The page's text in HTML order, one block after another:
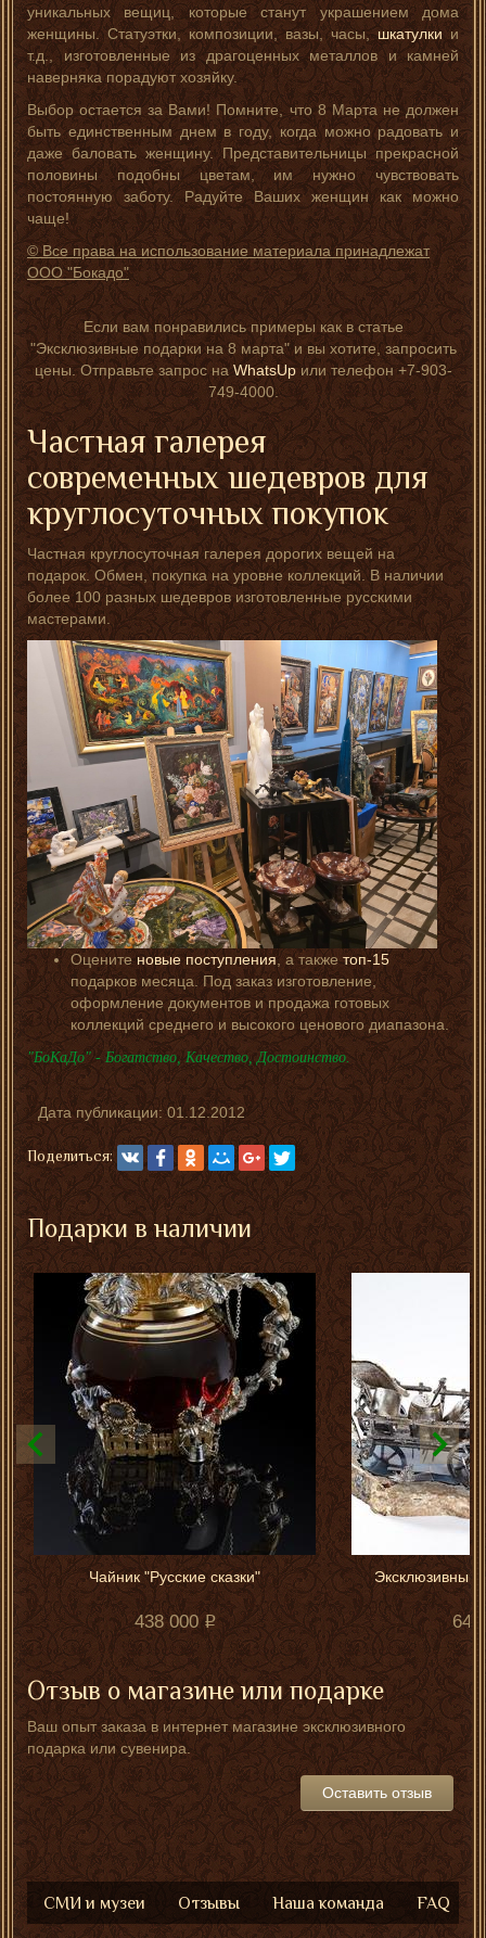
уникальных вещиц, которые станут украшением дома
женщины. Статуэтки, композиции, вазы, часы,шкатулки и
т.д., изготовленные из драгоценных металлов и камней
наверняка порадуют хозяйку.
Выбор остается за Вами! Помните, что 8 Марта не должен
быть единственным днем в году, когда можно радовать и
даже баловать женщину. Представительницы прекрасной
половины подобны цветам, им нужно чувствовать
постоянную заботу. Радуйте Ваших женщин как можно
чаще!
© Все права на использование материала принадлежат
ООО "Бокадо"
Если вам понравились примеры как в статье
"Эксклюзивные подарки на 8 марта" и вы хотите, запросить
цены. Отправьте запрос наWhatsUpили телефон +7-903-
749-4000.
Частная галерея
современных шедевров для
круглосуточных покупок
Частная круглосуточная галерея дорогих вещей на
подарок. Обмен, покупка на уровне коллекций. В наличии
более 100 разных шедевров изготовленные русскими
мастерами.
Оценитеновые поступления, а такжетоп-15
подарков месяца. Под заказ изготовление,
оформление документов и продажа готовых
коллекций среднего и высокого ценового диапазона.
"БоКаДо" - Богатство, Качество, Достоинство.
Дата публикации:01.12.2012
Поделиться:
Подарки в наличии
Чайник "Русские сказки"
438 000
Эксклюзивный
640
Отзыв о магазине или подарке
Ваш опыт заказа в интернет магазине эксклюзивного
подарка или сувенира.
Оставить отзыв
СМИ и музеи Отзывы Наша команда FAQ